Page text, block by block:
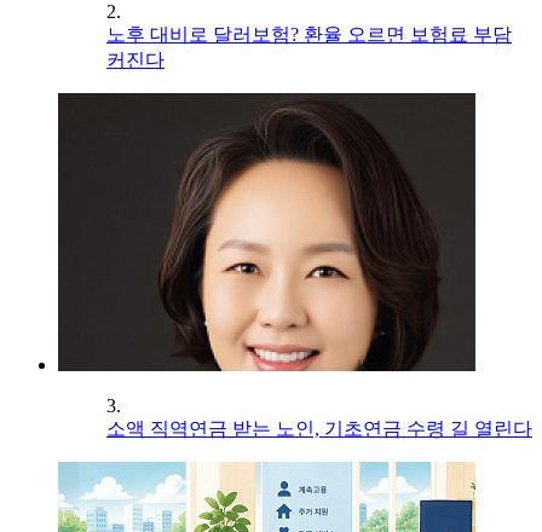
2.
노후 대비로 달러보험? 환율 오르면 보험료 부담
커진다
3.
소액 직역연금 받는 노인, 기초연금 수령 길 열린다